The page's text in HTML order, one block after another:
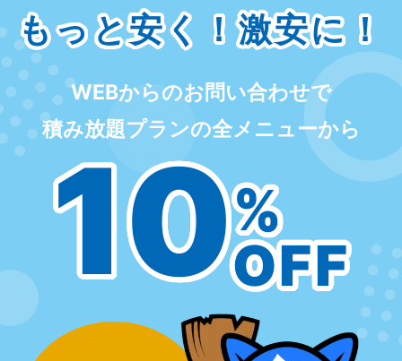
もっと安く！激安に！
WEBからのお問い合わせで
積み放題プランの全メニューから
10%
OFF